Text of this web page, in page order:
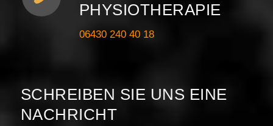
PHYSIOTHERAPIE
06430 240 40 18
SCHREIBEN SIE UNS EINE
NACHRICHT